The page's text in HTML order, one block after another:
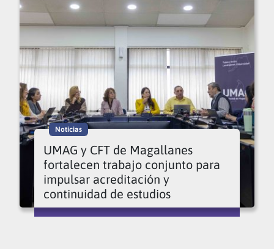
Noticias
UMAG y CFT de Magallanes
fortalecen trabajo conjunto para
impulsar acreditación y
continuidad de estudios